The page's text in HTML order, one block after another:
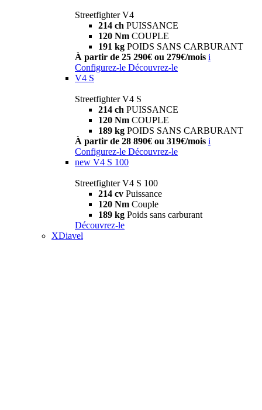
Streetfighter V4
214 ch PUISSANCE
120 Nm COUPLE
191 kg POIDS SANS CARBURANT
À partir de 25 290€ ou 279€/mois i
Configurez-le Découvrez-le
V4 S
Streetfighter V4 S
214 ch PUISSANCE
120 Nm COUPLE
189 kg POIDS SANS CARBURANT
À partir de 28 890€ ou 319€/mois i
Configurez-le Découvrez-le
new V4 S 100
Streetfighter V4 S 100
214 cv Puissance
120 Nm Couple
189 kg Poids sans carburant
Découvrez-le
XDiavel